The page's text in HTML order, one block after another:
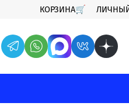
КОРЗИНА🛒